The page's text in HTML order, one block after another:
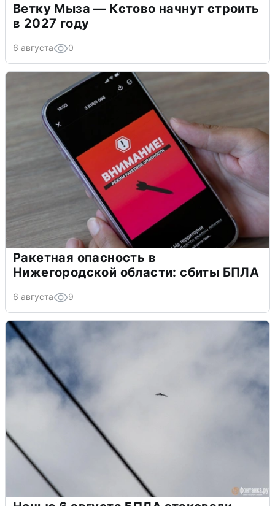
Ветку Мыза — Кстово начнут строить
в 2027 году
6 августа 0
Ракетная опасность в
Нижегородской области: сбиты БПЛА
6 августа 9